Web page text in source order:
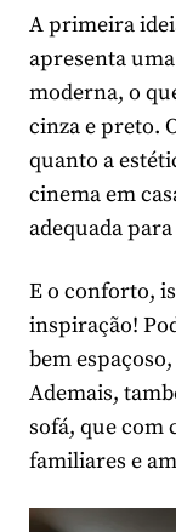
A primeira
apresenta
moderna, o
cinza e preto.
quanto a
cinema em
adequada
E o conforto,
inspiração!
bem
Ademais,
sofá, que com
familiares e